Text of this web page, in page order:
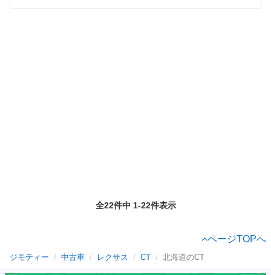
全22件中 1-22件表示
ページTOPへ
ジモティー 中古車 レクサス CT 北海道のCT